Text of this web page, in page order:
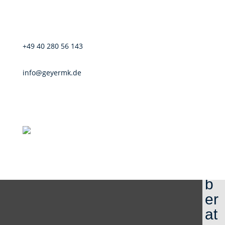
+49 40 280 56 143
info@geyermk.de
b
er
at